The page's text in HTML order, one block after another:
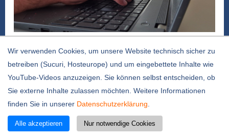
Wir verwenden Cookies, um unsere Website technisch sicher zu
betreiben (Sucuri, Hosteurope) und um eingebettete Inhalte wie
YouTube-Videos anzuzeigen. Sie können selbst entscheiden, ob
Sie externe Inhalte zulassen möchten. Weitere Informationen
finden Sie in unserer Datenschutzerklärung
Alle akzeptieren Nur notwendige Cookies
Im Internet kann fast alles gekauft und ebenso
bequem die Bankgeschäfte abwickelt werden.
Aber Vorsicht: Günstige Angebote können eine
Falle sein. Deshalb lädt der Seniorenbeirat der
Stadt Dormagen in Kooperation mit der
Verbraucherzentrale NRW für Mittwoch, 19.